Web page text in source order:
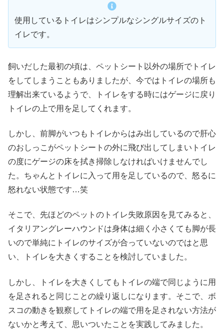
使用しているトイレはシンプルなシングルサイズのト
イレです。
飼いだした最初の頃は、ペットシート以外の場所でトイレ
をしてしまうこともありましたが、今ではトイレの場所も
理解出来ているようで、トイレをする時にはゲージに戻り
トイレの上で用を足してくれます。
しかし、前脚がいつもトイレからはみ出しているので肝心
のおしっこがペットシートの外に飛び出してしまいトイレ
の度にゲージの床を拭き掃除しなければいけませんでし
た。ちゃんとトイレに入って用を足しているので、怒るに
怒れない状態です…笑
そこで、先ほどのペットのトイレ失敗原因を見てみると、
イタリアングレーハウンドは身体は細く小さくても脚が長
いので単純にトイレのサイズが合っていないのではと思
い、トイレを大きくすることを検討していました。
しかし、トイレを大きくしてもトイレの端で同じように用
を足されると同じことの繰り返しになります。そこで、ボ
スコの動きを観察してトイレの端で用を足されない方法が
ないかと考えて、思いついたことを実践してみました。